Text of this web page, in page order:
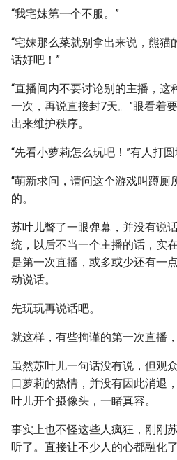
“我宅妹第一个不服。”
“宅妹那么菜就别拿出来说，熊猫
话好吧！”
“直播间内不要讨论别的主播，这
一次，再说直接封7天。”眼看着
出来维护秩序。
“先看小萝莉怎么玩吧！”有人打圆
“萌新求问，请问这个游戏叫蹲厕
的。
苏叶儿瞥了一眼弹幕，并没有说
统，以后不当一个主播的话，实
是第一次直播，或多或少还有一
动说话。
先玩玩再说话吧。
就这样，有些拘谨的第一次直播，
虽然苏叶儿一句话没有说，但观
口萝莉的热情，并没有因此消退
叶儿开个摄像头，一睹真容。
事实上也不怪这些人疯狂，刚刚
听了。直接让不少人的心都融化了